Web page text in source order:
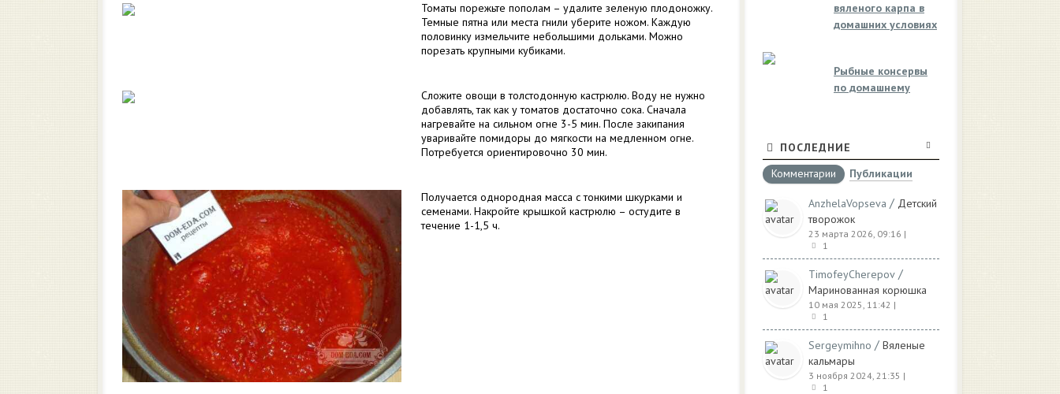
Томаты порежьте пополам – удалите зеленую плодоножку.
Темные пятна или места гнили уберите ножом. Каждую
половинку измельчите небольшими дольками. Можно
порезать крупными кубиками.
Сложите овощи в толстодонную кастрюлю. Воду не нужно
добавлять, так как у томатов достаточно сока. Сначала
нагревайте на сильном огне 3-5 мин. После закипания
уваривайте помидоры до мягкости на медленном огне.
Потребуется ориентировочно 30 мин.
Получается однородная масса с тонкими шкурками и
семенами. Накройте крышкой кастрюлю – остудите в
течение 1-1,5 ч.
вяленого карпа в
домашних условиях
Рыбные консервы
по домашнему
ПОСЛЕДНИЕ
Комментарии
Публикации
AnzhelaVopseva / Детский
творожок
23 марта 2026, 09:16 |
1
TimofeyCherepov /
Маринованная корюшка
10 мая 2025, 11:42 |
1
Sergeymihno / Вяленые
кальмары
3 ноября 2024, 21:35 |
1